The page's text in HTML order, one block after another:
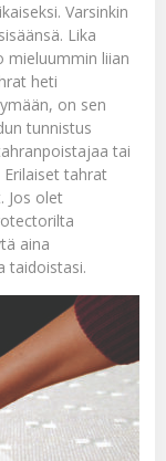
Varsinkin
Lika
mieluummin liian
heti
on sen
tunnistus
tai
tahrat
Jos olet
aina
taidoistasi.